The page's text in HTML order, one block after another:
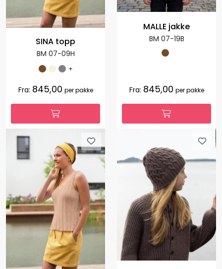
SINA topp
BM 07-09H
+
Fra: 845,00 per pakke
MALLE jakke
BM 07-19B
Fra: 845,00 per pakke